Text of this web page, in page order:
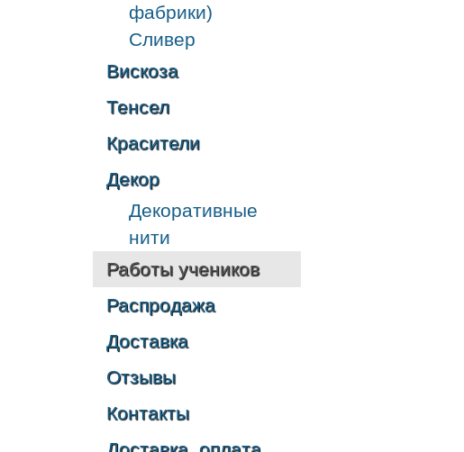
фабрики)
Сливер
Вискоза
Тенсел
Красители
Декор
Декоративные
нити
Работы учеников
Распродажа
Доставка
Отзывы
Контакты